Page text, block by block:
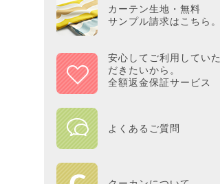
カーテン生地・無料
サンプル請求はこちら。
安心してご利用していた
だきたいから。
全額返金保証サービス
よくあるご質問